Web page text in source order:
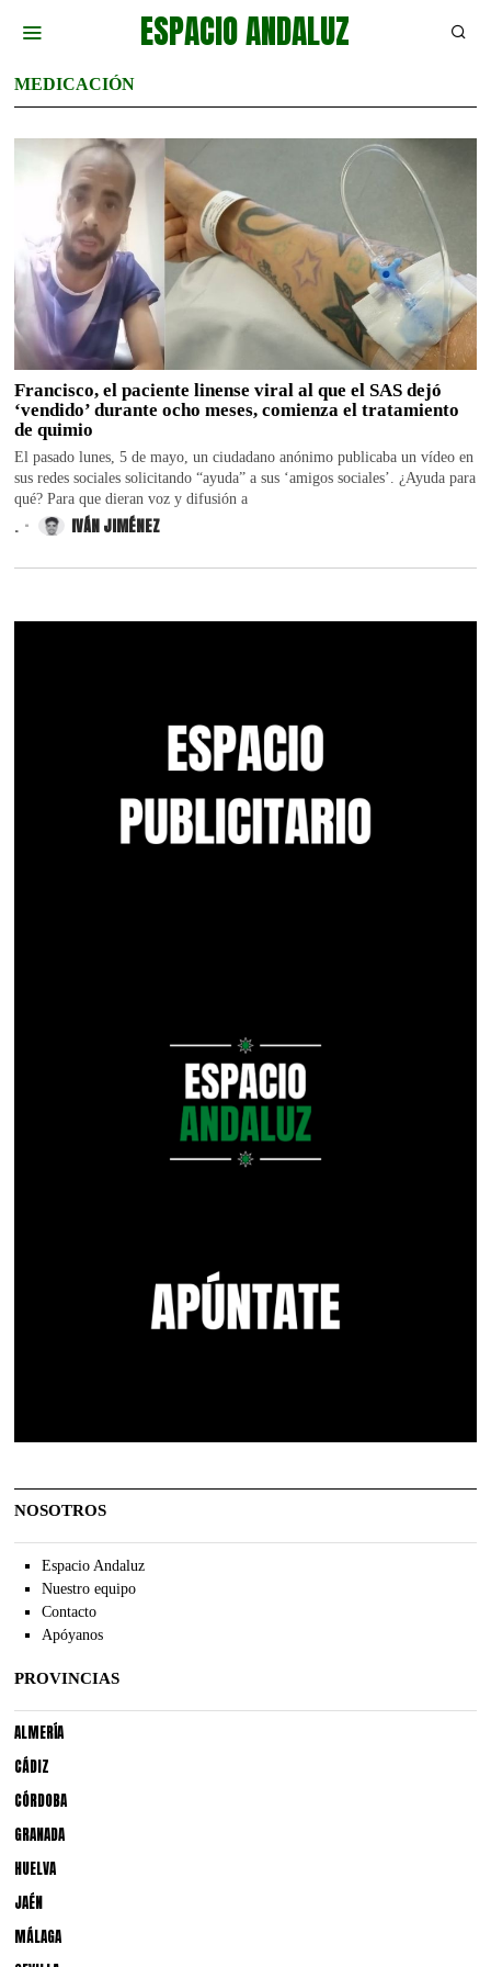
ESPACIO ANDALUZ
MEDICACIÓN
Francisco, el paciente linense viral al que el SAS dejó
‘vendido’ durante ocho meses, comienza el tratamiento
de quimio
El pasado lunes, 5 de mayo, un ciudadano anónimo publicaba un vídeo en
sus redes sociales solicitando “ayuda” a sus ‘amigos sociales’. ¿Ayuda para
qué? Para que dieran voz y difusión a
. IVÁN JIMÉNEZ
NOSOTROS
Espacio Andaluz
Nuestro equipo
Contacto
Apóyanos
PROVINCIAS
ALMERÍA
CÁDIZ
CÓRDOBA
GRANADA
HUELVA
JAÉN
MÁLAGA